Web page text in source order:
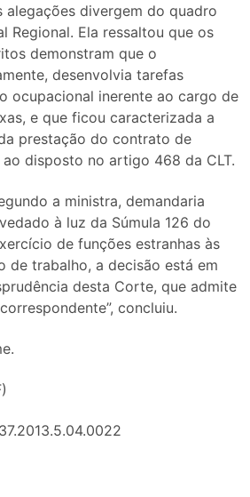
alegações divergem do quadro
Regional. Ela ressaltou que os
demonstram que o
desenvolvia tarefas
ocupacional inerente ao cargo de
e que ficou caracterizada a
prestação do contrato de
disposto no artigo 468 da CLT.
a ministra, demandaria
à luz da Súmula 126 do
de funções estranhas às
de trabalho, a decisão está em
desta Corte, que admite
concluiu.